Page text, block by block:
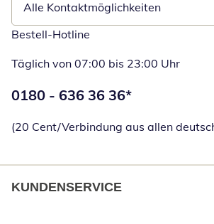
Alle Kontaktmöglichkeiten
Bestell-Hotline
Täglich von 07:00 bis 23:00 Uhr
Telefonnummer:
0180 - 636 36 36*
(20 Cent/Verbindung aus allen
KUNDENSERVICE